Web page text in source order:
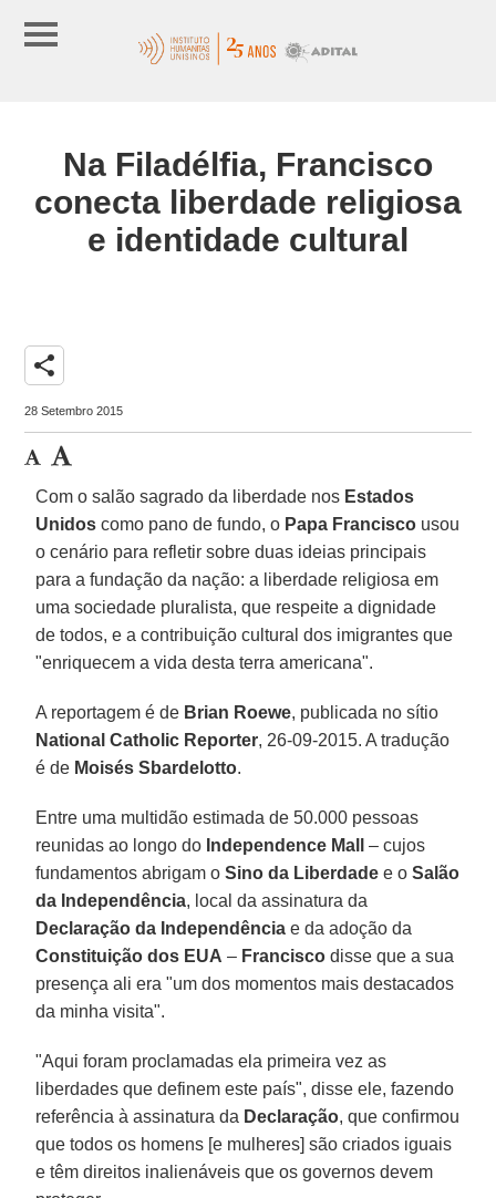
Na Filadélfia, Francisco
conecta liberdade religiosa
e identidade cultural
share
28 Setembro 2015
Com o salão sagrado da liberdade nos Estados
Unidos como pano de fundo, o Papa Francisco usou
o cenário para refletir sobre duas ideias principais
para a fundação da nação: a liberdade religiosa em
uma sociedade pluralista, que respeite a dignidade
de todos, e a contribuição cultural dos imigrantes que
"enriquecem a vida desta terra americana".
A reportagem é de Brian Roewe, publicada no sítio
National Catholic Reporter, 26-09-2015. A tradução
é de Moisés Sbardelotto.
Entre uma multidão estimada de 50.000 pessoas
reunidas ao longo do Independence Mall
– cujos
fundamentos abrigam oSino da Liberdade e oSalão
da Independência, local da assinatura da
Declaração da Independência e da adoção da
Constituição dos EUA – Francisco disse que a sua
presença ali era "um dos momentos mais destacados
da minha visita".
"Aqui foram proclamadas ela primeira vez as
liberdades que definem este país", disse ele, fazendo
referência à assinatura da Declaração, que confirmou
que todos os homens [e mulheres] são criados iguais
e têm direitos inalienáveis que os governos devem